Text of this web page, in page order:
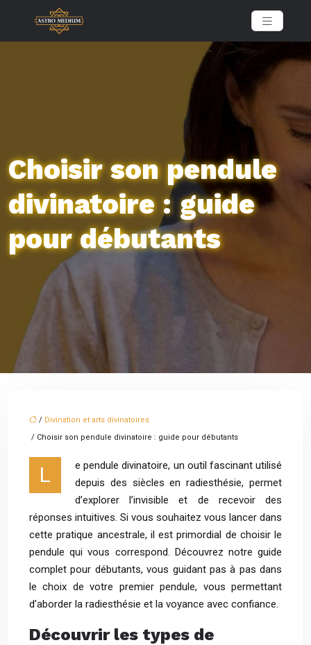
Choisir son pendule
divinatoire : guide
pour débutants
/ Divination et arts divinatoires
/ Choisir son pendule divinatoire : guide pour débutants
L
e pendule divinatoire, un outil fascinant utilisé
depuis des siècles en radiesthésie, permet
d’explorer l’invisible et de recevoir des
réponses intuitives. Si vous souhaitez vous lancer dans
cette pratique ancestrale, il est primordial de choisir le
pendule qui vous correspond. Découvrez notre guide
complet pour débutants, vous guidant pas à pas dans
le choix de votre premier pendule, vous permettant
d’aborder la radiesthésie et la voyance avec confiance.
Découvrir les types de